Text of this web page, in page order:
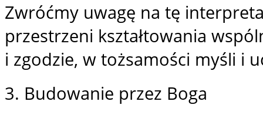
Zwróćmy uwagę na tę
przestrzeni kształtowania
i zgodzie, w tożsamości myśli i
3. Budowanie przez Boga